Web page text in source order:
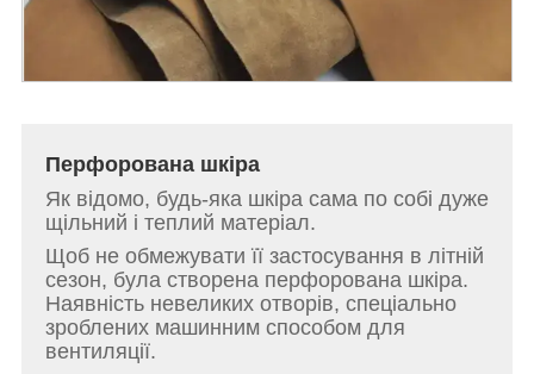
Перфорована шкіра
Як відомо, будь-яка шкіра сама по собі дуже
щільний і теплий матеріал.
Щоб не обмежувати її застосування в літній
сезон, була створена перфорована шкіра.
Наявність невеликих отворів, спеціально
зроблених машинним способом для
вентиляції.